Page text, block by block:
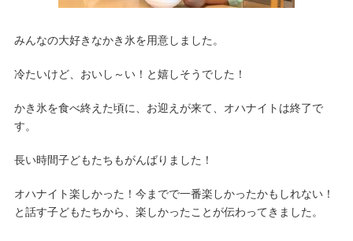
みんなの大好きなかき氷を用意しました。
冷たいけど、おいし～い！と嬉しそうでした！
かき氷を食べ終えた頃に、お迎えが来て、オハナイトは終了で
す。
長い時間子どもたちもがんばりました！
オハナイト楽しかった！今までで一番楽しかったかもしれない！
と話す子どもたちから、楽しかったことが伝わってきました。